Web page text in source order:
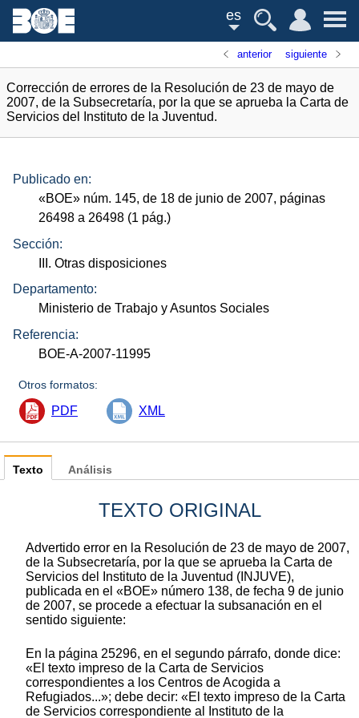
es
anterior siguiente
Corrección de errores de la Resolución de 23 de mayo de
2007, de la Subsecretaría, por la que se aprueba la Carta de
Servicios del Instituto de la Juventud.
Publicado en:
«BOE» núm. 145, de 18 de junio de 2007, páginas
26498 a 26498 (1 pág.)
Sección:
III. Otras disposiciones
Departamento:
Ministerio de Trabajo y Asuntos Sociales
Referencia:
BOE-A-2007-11995
Otros formatos:
PDF XML
Texto
TEXTO ORIGINAL
Advertido error en la Resolución de 23 de mayo de 2007,
de la Subsecretaría, por la que se aprueba la Carta de
Servicios del Instituto de la Juventud (INJUVE),
publicada en el «BOE» número 138, de fecha 9 de junio
de 2007, se procede a efectuar la subsanación en el
sentido siguiente:
En la página 25296, en el segundo párrafo, donde dice:
«El texto impreso de la Carta de Servicios
correspondientes a los Centros de Acogida a
Refugiados...»; debe decir: «El texto impreso de la Carta
de Servicios correspondiente al Instituto de la
Análisis